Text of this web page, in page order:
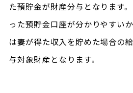
た預貯金が財産分与となります
った預貯金口座が分かりやすい
は妻が得た収入を貯めた場合の
与対象財産となります。